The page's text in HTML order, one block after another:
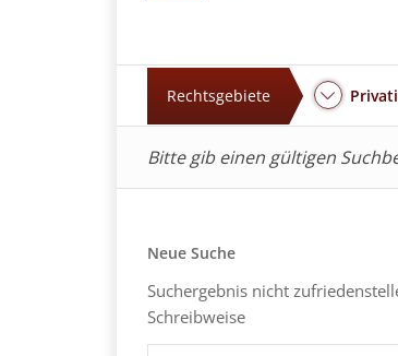
Rechtsgebiete
Bitte gib einen gültigen
Neue Suche
Suchergebnis nicht
Schreibweise